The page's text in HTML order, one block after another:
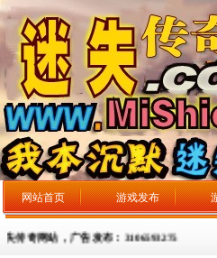
网站首页 游戏发布
网站，广告发布：3106593275